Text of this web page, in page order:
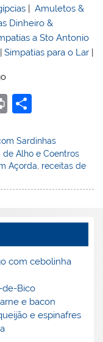
|Amuletos &
Dinheiro &
a Sto Antonio
|Simpatias para o Lar |
Pr
t
ar
e
Sardinhas
de Alho e Coentros
Açorda receitas de
com cebolinha
de-Bico
e bacon
e espinafres